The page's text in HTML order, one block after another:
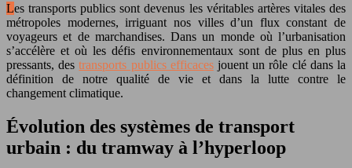
Les transports publics sont devenus les véritables artères vitales des
métropoles modernes, irriguant nos villes d’un flux constant de
voyageurs et de marchandises. Dans un monde où l’urbanisation
s’accélère et où les défis environnementaux sont de plus en plus
pressants, destransports publics efficacesjouent un rôle clé dans la
définition de notre qualité de vie et dans la lutte contre le
changement climatique.
Évolution des systèmes de transport
urbain : du tramway à l’hyperloop